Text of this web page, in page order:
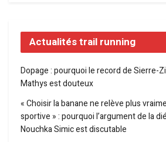
Actualités trail running
Dopage : pourquoi le record de Sierre-
Mathys est douteux
« Choisir la banane ne relève plus
sportive » : pourquoi l’argument de la
Nouchka Simic est discutable